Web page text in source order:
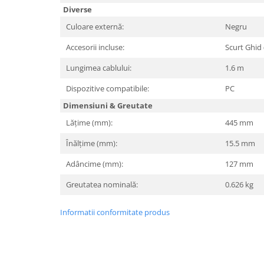
Componente Server
Retelistica & Supraveghere
Multifunctionale
Diverse
Culoare externă:
Negru
Accesorii incluse:
Scurt
Lungimea cablului:
1.6 m
Dispozitive compatibile:
PC
Dimensiuni & Greutate
Lățime (mm):
445 mm
Înălțime (mm):
15.5 mm
Adâncime (mm):
127 mm
Greutatea nominală:
0.626 kg
Informatii conformitate produs